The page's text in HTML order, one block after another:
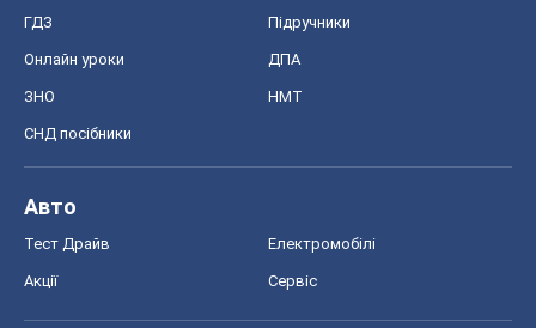
ГДЗ Підручники
Онлайн уроки ДПА
ЗНО НМТ
СНД посібники
Авто
Тест Драйв Електромобілі
Акції Сервіс